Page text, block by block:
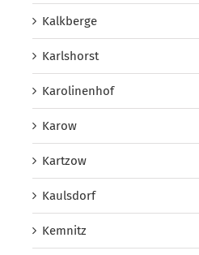
Kalkberge
Karlshorst
Karolinenhof
Karow
Kartzow
Kaulsdorf
Kemnitz